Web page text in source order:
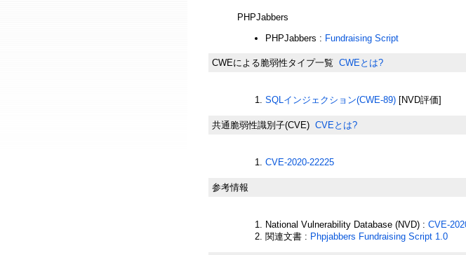
PHPJabbers
PHPJabbers : Fundraising Script
CWEによる脆弱性タイプ一覧 CWEとは?
SQLインジェクション(CWE-89) [NVD評価]
共通脆弱性識別子(CVE) CVEとは?
CVE-2020-22225
参考情報
National Vulnerability Database (NVD) : CVE-
関連文書 : Phpjabbers Fundraising Script 1.0